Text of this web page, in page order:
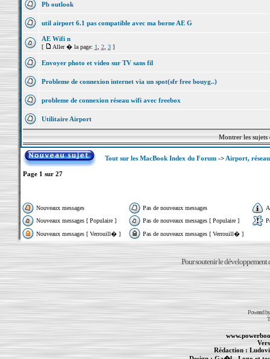
Pb outlook
util airport 6.1 pas compatible avec ma borne AE G
AE Wifi n
[ Aller � la page: 1 2, 3]
Envoyer photo et video sur TV sans fil
Probleme de connexion internet via un spot(sfr free bouyg..)
probleme de connexion réseau wifi avec freebox
Utilitaire Airport
Montrer les
Tout sur les MacBook Index du Forum-> Airport,
Page 1 sur 27
Nouveaux messages Pas de nouveaux messages
Nouveaux messages [ Populaire ]
Pas de nouveaux messages [ Populaire ]
Nouveaux messages [ Verrouill� ]
Pas de nouveaux messages [ Verrouill� ]
Pour soutenir le développement
Powered
Rédaction :